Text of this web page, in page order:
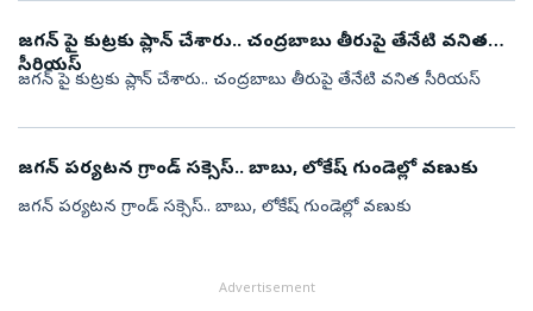
జగన్ పై కుట్రకు ప్లాన్ చేశారు.. చంద్రబాబు తీరుపై తేనేటి వనిత
సీరియస్
జగన్ పై కుట్రకు ప్లాన్ చేశారు.. చంద్రబాబు తీరుపై తేనేటి వనిత సీరియస్
జగన్ పర్యటన గ్రాండ్ సక్సెస్.. బాబు, లోకేష్ గుండెల్లో వణుకు
జగన్ పర్యటన గ్రాండ్ సక్సెస్.. బాబు, లోకేష్ గుండెల్లో వణుకు
Advertisement